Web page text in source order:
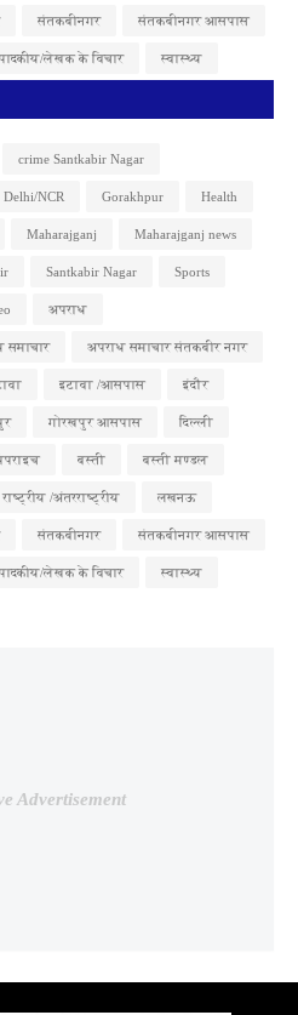
संतकबीनगर संतकबीनगर आसपास
लेखक के विचार स्वास्थ्य
crime Santkabir Nagar
Delhi/NCR Gorakhpur Health
Maharajganj Maharajganj news
Santkabir Nagar Sports
अपराध
समाचार अपराध समाचार संतकबीर नगर
इटावा /आसपास इंदौर
गोरखपुर आसपास दिल्ली
बस्ती बस्ती मण्डल
राष्ट्रीय /अंतरराष्ट्रीय लखनऊ
संतकबीनगर संतकबीनगर आसपास
लेखक के विचार स्वास्थ्य
Advertisement